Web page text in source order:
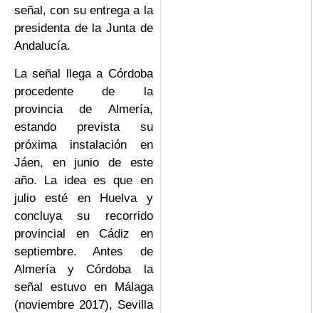
señal, con su entrega a la
presidenta de la Junta de
Andalucía.
La señal llega a Córdoba
procedente de la
provincia de Almería,
estando prevista su
próxima instalación en
Jáen, en junio de este
año. La idea es que en
julio esté en Huelva y
concluya su recorrido
provincial en Cádiz en
septiembre. Antes de
Almería y Córdoba la
señal estuvo en Málaga
(noviembre 2017), Sevilla